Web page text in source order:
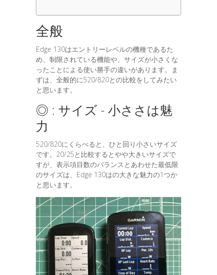
全般
Edge 130はエントリーレベルの機種であるた
め、制限されている機能や、サイズが小さくな
ったことによる使い勝手の違いがあります。ま
ずは、全般的に520/820との比較をしてみたい
と思います。
◎ : サイズ - 小ささは魅
力
520/820にくらべると、ひと回り小さいサイズ
です。20/25と比較するとやや大きいサイズで
すが、表示項目数のバランスとあわせた最低限
のサイズは、Edge 130はの大きな魅力の1つか
と思います。